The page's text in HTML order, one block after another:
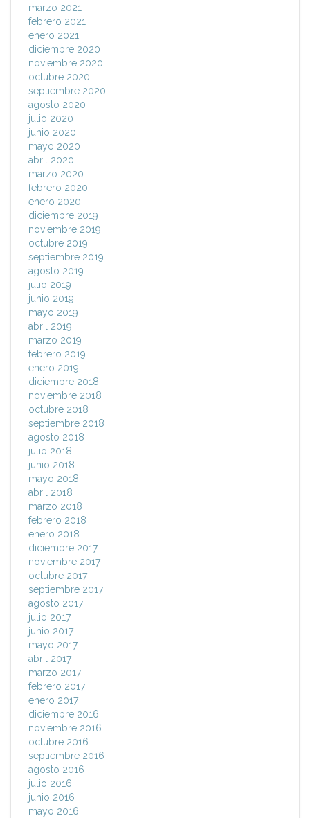
marzo 2021
febrero 2021
enero 2021
diciembre 2020
noviembre 2020
octubre 2020
septiembre 2020
agosto 2020
julio 2020
junio 2020
mayo 2020
abril 2020
marzo 2020
febrero 2020
enero 2020
diciembre 2019
noviembre 2019
octubre 2019
septiembre 2019
agosto 2019
julio 2019
junio 2019
mayo 2019
abril 2019
marzo 2019
febrero 2019
enero 2019
diciembre 2018
noviembre 2018
octubre 2018
septiembre 2018
agosto 2018
julio 2018
junio 2018
mayo 2018
abril 2018
marzo 2018
febrero 2018
enero 2018
diciembre 2017
noviembre 2017
octubre 2017
septiembre 2017
agosto 2017
julio 2017
junio 2017
mayo 2017
abril 2017
marzo 2017
febrero 2017
enero 2017
diciembre 2016
noviembre 2016
octubre 2016
septiembre 2016
agosto 2016
julio 2016
junio 2016
mayo 2016